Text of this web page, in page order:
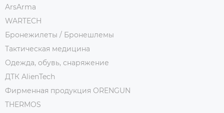
ArsArma
WARTECH
Бронежилеты / Бронешлемы
Тактическая медицина
Одежда, обувь, снаряжение
ДТК AlienTech
Фирменная продукция ORENGUN
THERMOS